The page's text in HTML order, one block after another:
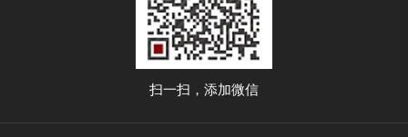
扫一扫，添加微信